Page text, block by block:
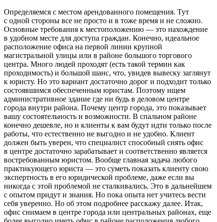
Определяемся с местом арендованного помещения. Тут
с одной стороны все не просто и в тоже время и не сложно.
Основные требования к местоположению — это нахождение
в удобном месте для доступа граждан. Конечно, идеальное
расположение офиса на первой линии крупной
магистральной улицы или в районе большого торгового
центра. Много людей проходят (есть такой термин как
проходимость) и большой шанс, что, увидев вывеску заглянут
к юристу. Но это вариант достаточно дорог и подходит только
состоявшимся обеспеченным юристам. Поэтому ищем
административное здание где ни будь в деловом центре
города внутри района. Почему центр города, это показывает
вашу состоятельность и возможности. В спальном районе
конечно дешевле, но и клиенты к вам будут идти только после
работы, что естественно не выгодно и не удобно. Клиент
должен быть уверен, что специалист способный снять офис
в центре достаточно зарабатывает и соответственно является
востребованным юристом. Вообще главная задача любого
практикующего юриста — это суметь показать клиенту свою
экспертность в его юридической проблеме, даже если вы
никогда с этой проблемой не сталкивались. Это в дальнейшем
с опытом придут и знания. Но пока опыта нет учитесь вести
себя уверенно. Но об этом подробнее расскажу далее. Итак,
офис снимаем в центре города или центральных районах, еще